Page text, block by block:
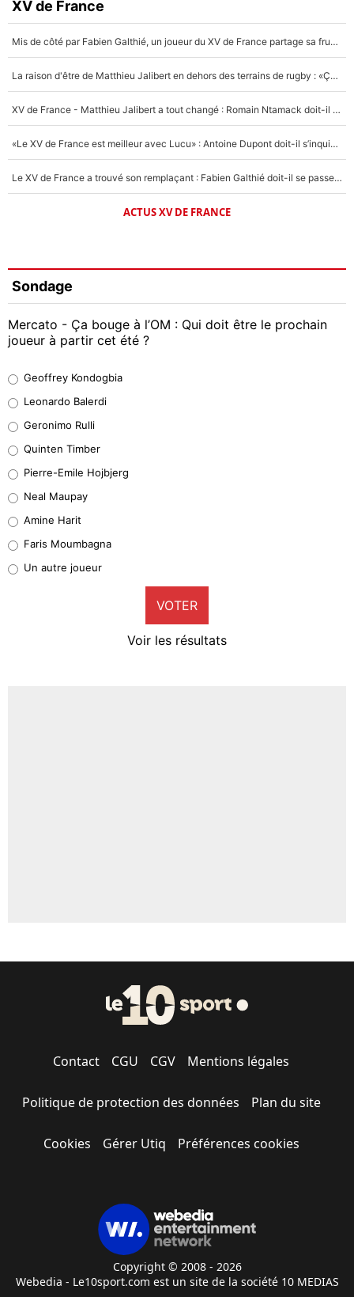
XV de France
Mis de côté par Fabien Galthié, un joueur du XV de France partage sa frustration : «ils ne me l’ont pas dit tout de suite»
La raison d'être de Matthieu Jalibert en dehors des terrains de rugby : «Ça m'atteint autant que si tu touches à un membre de ma famille»
XV de France - Matthieu Jalibert a tout changé : Romain Ntamack doit-il s’inquiéter pour sa place à un an de la Coupe du monde ?
«Le XV de France est meilleur avec Lucu» : Antoine Dupont doit-il s’inquiéter pour sa place ?
Le XV de France a trouvé son remplaçant : Fabien Galthié doit-il se passer d'Antoine Dupont ?
ACTUS XV DE FRANCE
Sondage
Mercato - Ça bouge à l’OM : Qui doit être le prochain
joueur à partir cet été ?
38%
32%
5%
1%
9%
Geoffrey Kondogbia
Leonardo Balerdi
Geronimo Rulli
Quinten Timber
Pierre-Emile Hojbjerg
Neal Maupay
Amine Harit
Faris Moumbagna
Un autre joueur
VOTER
Voir les résultats
Contact CGU CGV Mentions légales
Politique de protection des données Plan du site
Cookies Gérer Utiq Préférences cookies
Copyright © 2008 - 2026
Webedia - Le10sport.com est un site de la société 10 MEDIAS